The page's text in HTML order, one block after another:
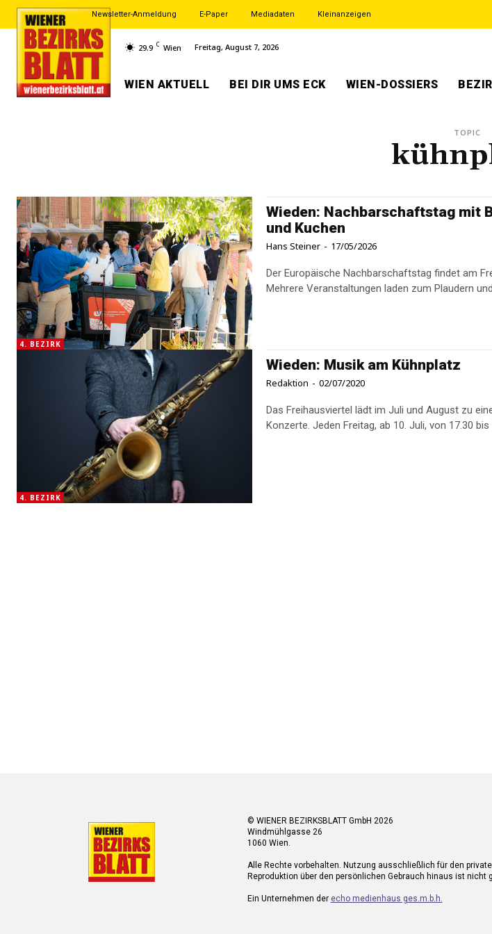
Newsletter-Anmeldung E-Paper Mediadaten Kleinanzeigen
29.9 C Wien Freitag, August 7, 2026
WIEN AKTUELL BEI DIR UMS ECK WIEN-DOSSIERS
TOPIC
4. BEZIRK
Wieden: Nachbarschaftstag mit
und Kuchen
Hans Steiner - 17/05/2026
Der Europäische Nachbarschaftstag findet am
Mehrere Veranstaltungen laden zum Plaudern
4. BEZIRK
Wieden: Musik am Kühnplatz
Redaktion - 02/07/2020
Das Freihausviertel lädt im Juli und August zu
Konzerte. Jeden Freitag, ab 10. Juli, von 17.30 bis
© WIENER BEZIRKSBLATT GmbH 2026
Windmühlgasse 26
1060 Wien.
Alle Rechte vorbehalten. Nutzung ausschließlich für den
Reproduktion über den persönlichen Gebrauch hinaus ist nicht
Ein Unternehmen der echo medienhaus ges.m.b.h.